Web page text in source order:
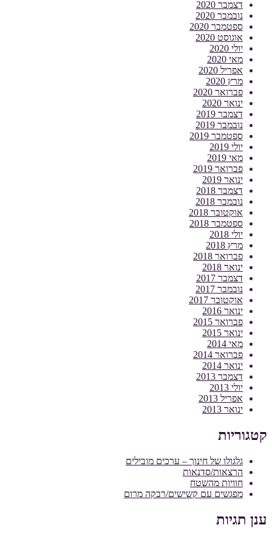
דצמבר 2020
נובמבר 2020
ספטמבר 2020
אוגוסט 2020
יולי 2020
מאי 2020
אפריל 2020
מרץ 2020
פברואר 2020
ינואר 2020
דצמבר 2019
נובמבר 2019
ספטמבר 2019
יולי 2019
מאי 2019
פברואר 2019
ינואר 2019
דצמבר 2018
נובמבר 2018
אוקטובר 2018
ספטמבר 2018
יולי 2018
מרץ 2018
פברואר 2018
ינואר 2018
דצמבר 2017
נובמבר 2017
אוקטובר 2017
ינואר 2016
פברואר 2015
ינואר 2015
מאי 2014
פברואר 2014
ינואר 2014
דצמבר 2013
יולי 2013
אפריל 2013
ינואר 2013
קטגוריות
גלגולו של חינוך – ערכים מובילים
הרצאות/סדנאות
חוויות מהשטח
מפגשים עם קשישים/רבקה מרום
ענן תגיות